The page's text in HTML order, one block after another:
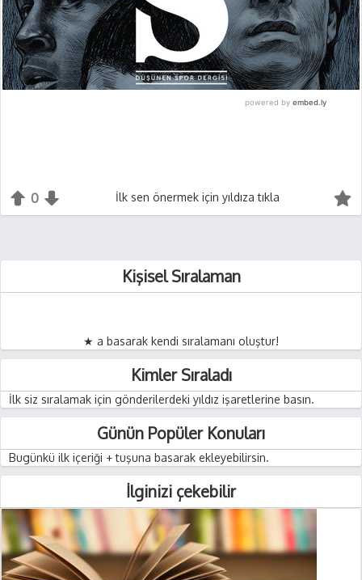
0 -1
İlk sen önermek için yıldıza tıkla
Kişisel Sıralaman
★ a basarak kendi sıralamanı oluştur!
Kimler Sıraladı
İlk siz sıralamak için gönderilerdeki yıldız işaretlerine basın.
Günün Popüler Konuları
Bugünkü ilk içeriği + tuşuna basarak ekleyebilirsin.
İlginizi çekebilir